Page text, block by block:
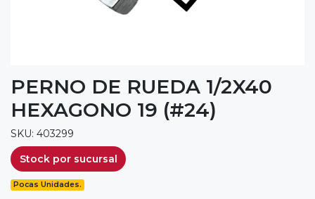
PERNO DE RUEDA 1/2X40
HEXAGONO 19 (#24)
SKU: 403299
Stock por sucursal
Pocas Unidades.